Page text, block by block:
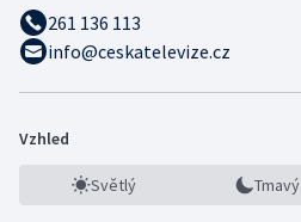
261 136 113
info@ceskatelevize.cz
Vzhled
Světlý Tmavý